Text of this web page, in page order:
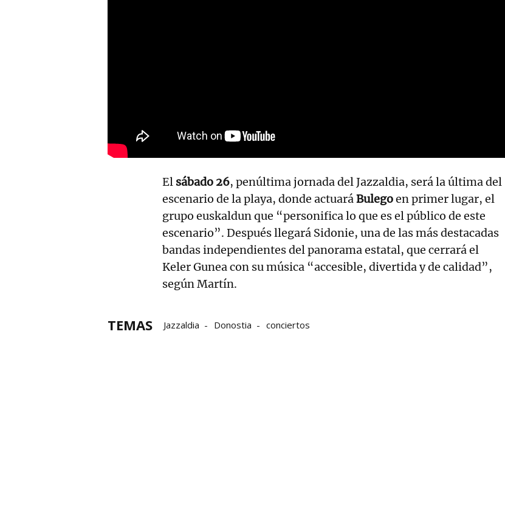
El sábado 26, penúltima jornada del Jazzaldia, será la última del
escenario de la playa, donde actuaráBulegoen primer lugar, el
grupo euskaldun que “personifica lo que es el público de este
escenario”. Después llegará Sidonie, una de las más destacadas
bandas independientes del panorama estatal, que cerrará el
Keler Gunea con su música “accesible, divertida y de calidad”,
según Martín.
TEMAS Jazzaldia Donostia conciertos